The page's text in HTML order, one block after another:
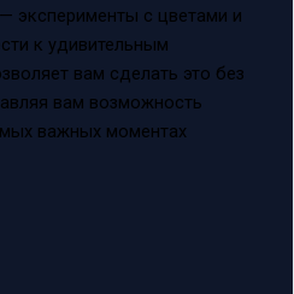
эксперименты с цветами и
к удивительным
вам сделать это без
вам возможность
важных моментах